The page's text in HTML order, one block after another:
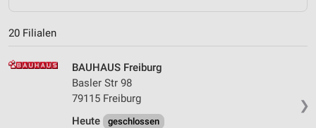
20 Filialen
❯
BAUHAUS Freiburg
Basler Str 98
79115 Freiburg
Heute
geschlossen